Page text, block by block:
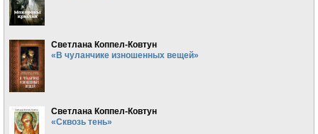
Светлана Коппел-Ковтун
«В чуланчике изношенных вещей»
Светлана Коппел-Ковтун
«Сквозь тень»